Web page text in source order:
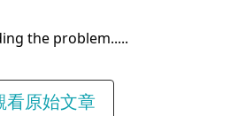
the problem...
看原始文章